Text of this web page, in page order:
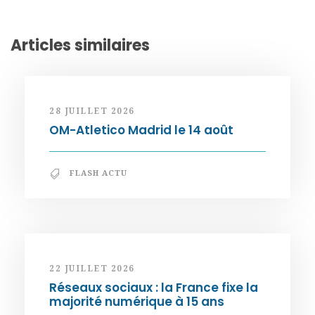
Articles similaires
28 JUILLET 2026
OM-Atletico Madrid le 14 août
FLASH ACTU
22 JUILLET 2026
Réseaux sociaux : la France fixe la
majorité numérique à 15 ans